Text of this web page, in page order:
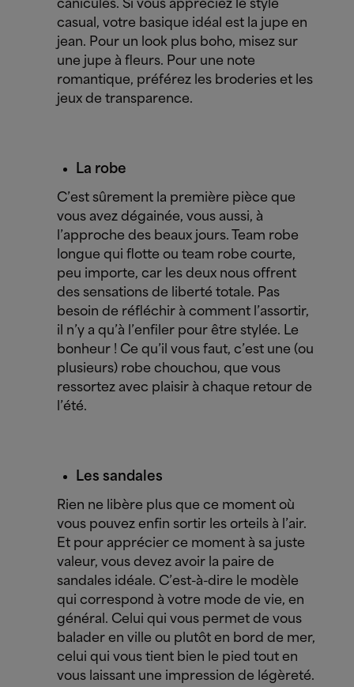
canicules. Si vous appréciez le style
casual, votre basique idéal est la jupe en
jean. Pour un look plus boho, misez sur
une jupe à fleurs. Pour une note
romantique, préférez les broderies et les
jeux de transparence.
La robe
C’est sûrement la première pièce que
vous avez dégainée, vous aussi, à
l’approche des beaux jours. Team robe
longue qui flotte ou team robe courte,
peu importe, car les deux nous offrent
des sensations de liberté totale. Pas
besoin de réfléchir à comment l’assortir,
il n’y a qu’à l’enfiler pour être stylée. Le
bonheur ! Ce qu’il vous faut, c’est une (ou
plusieurs) robe chouchou, que vous
ressortez avec plaisir à chaque retour de
l’été.
Les sandales
Rien ne libère plus que ce moment où
vous pouvez enfin sortir les orteils à l’air.
Et pour apprécier ce moment à sa juste
valeur, vous devez avoir la paire de
sandales idéale. C’est-à-dire le modèle
qui correspond à votre mode de vie, en
général. Celui qui vous permet de vous
balader en ville ou plutôt en bord de mer,
celui qui vous tient bien le pied tout en
vous laissant une impression de légèreté.